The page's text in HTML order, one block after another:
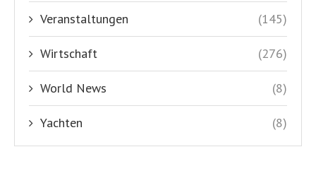
Veranstaltungen (145)
Wirtschaft (276)
World News (8)
Yachten (8)